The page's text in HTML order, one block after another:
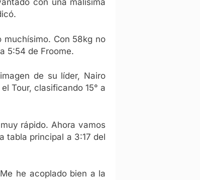
con una malísima
Con 58kg no
5:54 de Froome.
de su líder, Nairo
Tour, clasificando 15° a
rápido. Ahora vamos
tabla principal a 3:17 del
he acoplado bien a la